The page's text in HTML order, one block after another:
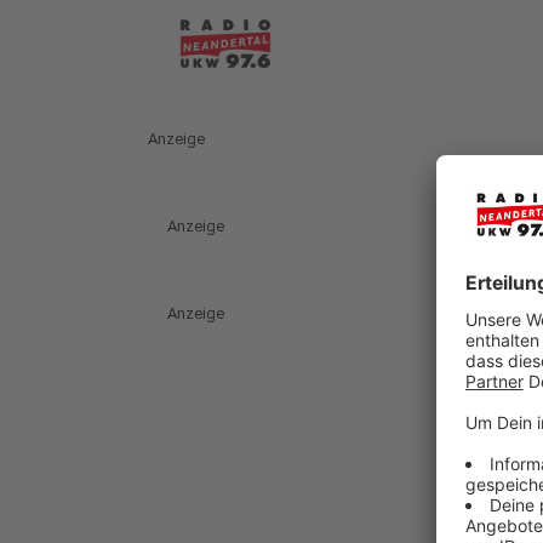
Anzeige
Anzeige
Anzeige